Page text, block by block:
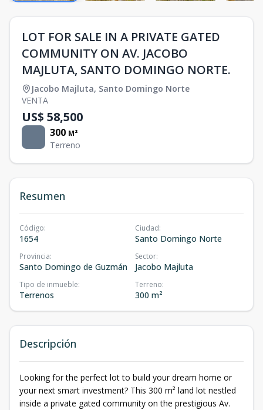
LOT FOR SALE IN A PRIVATE GATED
COMMUNITY ON AV. JACOBO
MAJLUTA, SANTO DOMINGO NORTE.
Jacobo Majluta, Santo Domingo Norte
VENTA
US$ 58,500
300 M²
Terreno
Resumen
Código:
1654
Ciudad:
Santo Domingo Norte
Provincia:
Santo Domingo de Guzmán
Sector:
Jacobo Majluta
Tipo de inmueble:
Terrenos
Terreno:
300 m²
Descripción
Looking for the perfect lot to build your dream home or
your next smart investment? This 300 m² land lot nestled
inside a private gated community on the prestigious Av.